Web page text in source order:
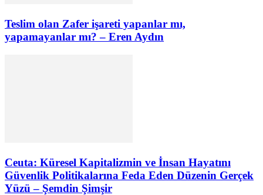
Teslim olan Zafer işareti yapanlar mı,
yapamayanlar mı? – Eren Aydın
Ceuta: Küresel Kapitalizmin ve İnsan Hayatını
Güvenlik Politikalarına Feda Eden Düzenin Gerçek
Yüzü – Şemdin Şimşir